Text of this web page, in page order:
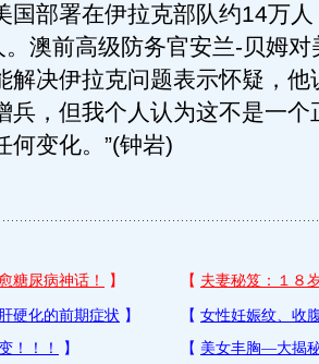
部署在伊拉克部队约14万人
。澳前高级防务官安兰-贝姆
解决伊拉克问题表示怀疑，他
兵，但我个人认为这不是一个
何变化。”(钟岩)